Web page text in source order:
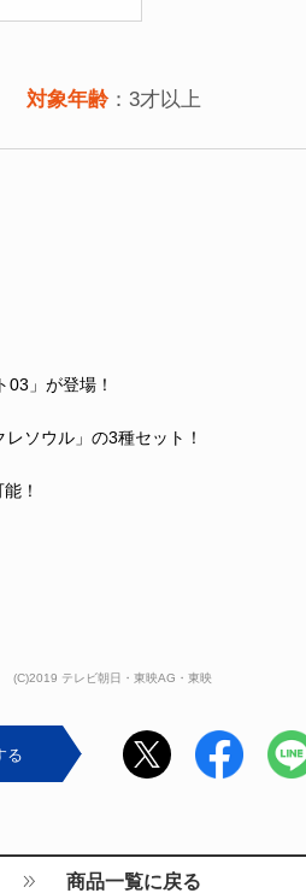
対象年齢：3才以上
」が登場！
ソウル」の3種セット！
！
(C)2019 テレビ朝日・東映AG・東映
る
商品一覧に戻る